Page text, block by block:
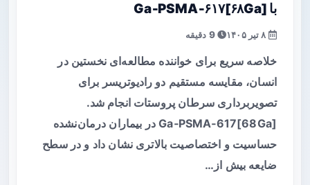
با [۶۸Ga]Ga‑PSMA‑۶۱۷
9 دقیقه
خلاصه سریع برای خواننده مطالعه‌ای نخستین در
انسان، مقایسه مستقیم دو رادیوتریسر برای
تصویربرداری سرطان پروستات انجام شد.
[68Ga]Ga‑PSMA‑617 در بیماران درمان‌نشده
حساسیت و اختصاصیت بالاتری نشان داد و در سطح
ضایعه بیش از…